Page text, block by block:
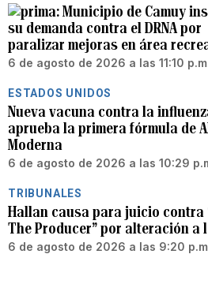
Municipio de Camuy
su demanda contra el DRNA por
paralizar mejoras en área
6 de agosto de 2026 a las 11:10
ESTADOS UNIDOS
Nueva vacuna contra la
aprueba la primera fórmula de
Moderna
6 de agosto de 2026 a las 10:29
TRIBUNALES
Hallan causa para juicio contra
The Producer” por alteración a
6 de agosto de 2026 a las 9:20